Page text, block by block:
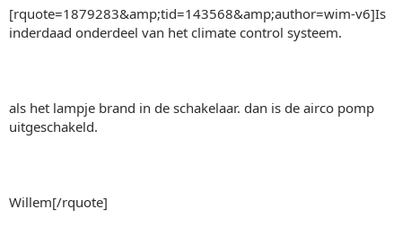
[rquote=1879283&amp;tid=143568&amp;author=wim-v6]Is
inderdaad onderdeel van het climate control systeem.
als het lampje brand in de schakelaar. dan is de airco pomp
uitgeschakeld.
Willem[/rquote]